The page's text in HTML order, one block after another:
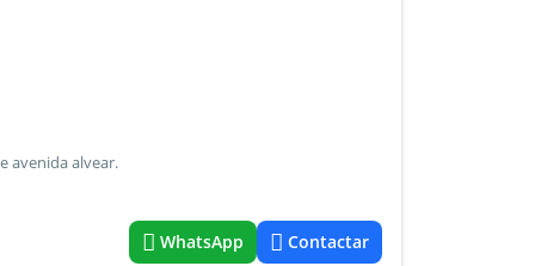
avenida alvear.
WhatsApp Contactar